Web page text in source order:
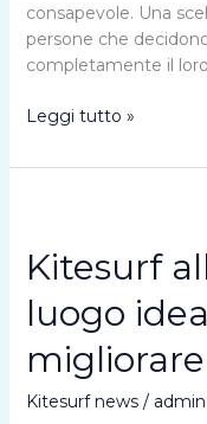
consapevole. Una
persone che
completamente il
Perché
lo
kitesurf:
scuola,
condizioni
e
stile
di
Leggi tutto »
Kitesurf
luogo
Kitesurf news/ admin